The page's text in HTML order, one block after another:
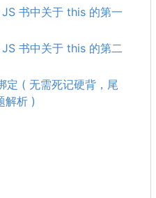
书中关于 this 的第一
书中关于 this 的第二
定 ( 无需死记硬背，尾
解析 )